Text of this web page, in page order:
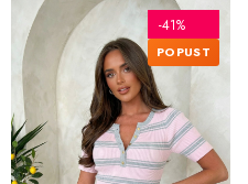
-41%
POPUST